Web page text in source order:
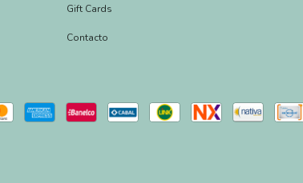
Gift Cards
Contacto